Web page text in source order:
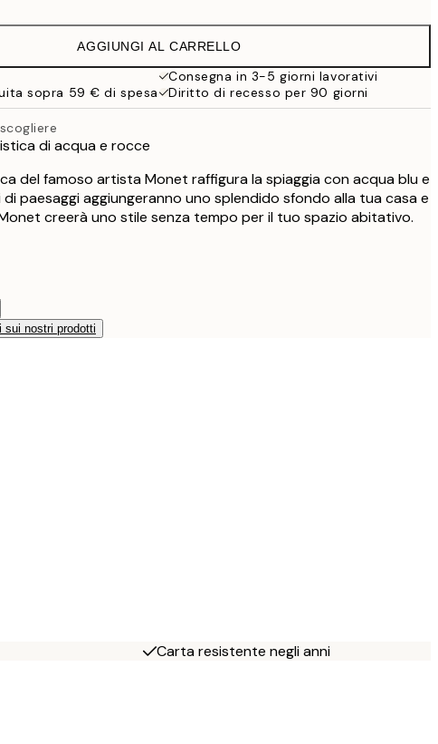
19,95 €
32,45 €
AGGIUNGI AL CARRELLO
Consegna in 3-5 giorni lavorativi
sopra 59 € di spesa
Diritto di recesso per 90 giorni
di acqua e rocce
del famoso artista Monet raffigura la spiaggia con acqua blu e
di paesaggi aggiungeranno uno splendido sfondo alla tua casa e
creerà uno stile senza tempo per il tuo spazio abitativo.
sui nostri prodotti
Carta resistente negli anni